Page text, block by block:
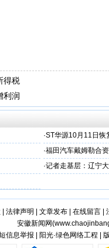
得税
利润
·ST华源10月11日恢
·福田汽车戴姆勒合
·记者走基层：辽宁
法律声明 文章发布| 在线留言|
安徽新闻网(
信息举报 | 阳光·绿色网络工程 |